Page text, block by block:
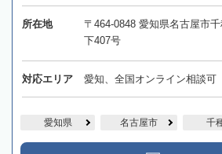
所在地
〒464-0848 愛知県名古屋市
下407号
対応エリア 愛知、全国オンライン相談可
愛知県 名古屋市 千